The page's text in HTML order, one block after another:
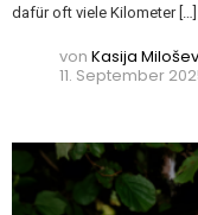
dafür oft viele Kilometer […]
von Kasija
11. September